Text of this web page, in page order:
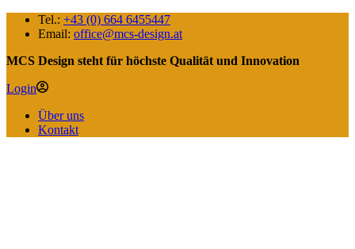
Tel.: +43 (0) 664 6455447
Email: office@mcs-design.at
MCS Design steht für höchste Qualität und Innovation
Login
Über uns
Kontakt